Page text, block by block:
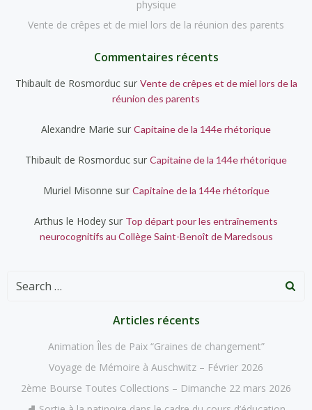
physique
Vente de crêpes et de miel lors de la réunion des parents
Commentaires récents
Thibault de Rosmorducsur Vente de crêpes et de miel lors de la
réunion des parents
Alexandre Marie sur Capitaine de la 144e rhétorique
Thibault de Rosmorduc sur Capitaine de la 144e rhétorique
Muriel Misonne sur Capitaine de la 144e rhétorique
Arthus le Hodey sur Top départ pour les entraînements
neurocognitifs au Collège Saint-Benoît de Maredsous
Search
Articles récents
Animation Îles de Paix “Graines de changement”
Voyage de Mémoire à Auschwitz – Février 2026
2ème Bourse Toutes Collections – Dimanche 22 mars 2026